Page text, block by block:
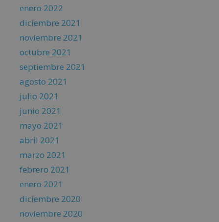
enero 2022
diciembre 2021
noviembre 2021
octubre 2021
septiembre 2021
agosto 2021
julio 2021
junio 2021
mayo 2021
abril 2021
marzo 2021
febrero 2021
enero 2021
diciembre 2020
noviembre 2020